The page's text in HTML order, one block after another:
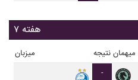
هفته ۷
میزبان نتیجه میهمان
-